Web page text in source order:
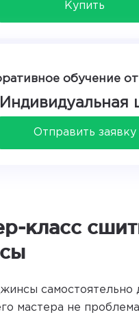
Купить
обучение от
Индивидуальная
Отправить заявку
класс
самостоятельно
мастера не